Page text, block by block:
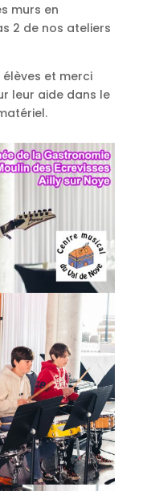
murs en
2 de nos ateliers
élèves et merci
leur aide dans le